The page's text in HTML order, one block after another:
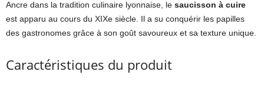
Ancre dans la tradition culinaire lyonnaise, le saucisson à cuire
est apparu au cours du XIXe siècle. Il a su conquérir les papilles
des gastronomes grâce à son goût savoureux et sa texture unique.
Caractéristiques du produit